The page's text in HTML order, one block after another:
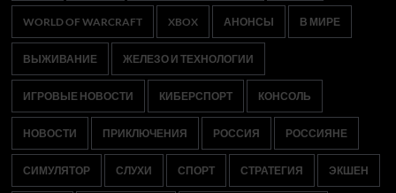
WORLD OF WARCRAFT XBOX АНОНСЫ В МИРЕ
ВЫЖИВАНИЕ ЖЕЛЕЗО И ТЕХНОЛОГИИ
ИГРОВЫЕ НОВОСТИ КИБЕРСПОРТ КОНСОЛЬ
НОВОСТИ ПРИКЛЮЧЕНИЯ РОССИЯ РОССИЯНЕ
СИМУЛЯТОР СЛУХИ СПОРТ СТРАТЕГИЯ ЭКШЕН